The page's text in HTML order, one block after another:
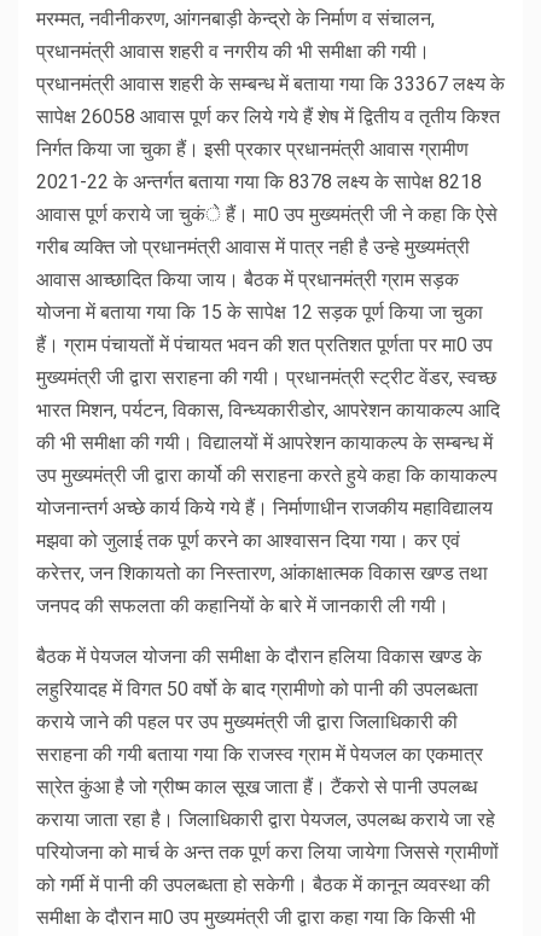
मरम्मत, नवीनीकरण, आंगनबाड़ी केन्द्रो के निर्माण व संचालन,
प्रधानमंत्री आवास शहरी व नगरीय की भी समीक्षा की गयी।
प्रधानमंत्री आवास शहरी के सम्बन्ध में बताया गया कि 33367 लक्ष्य के
सापेक्ष 26058 आवास पूर्ण कर लिये गये हैं शेष में द्वितीय व तृतीय किश्त
निर्गत किया जा चुका हैं। इसी प्रकार प्रधानमंत्री आवास ग्रामीण
2021-22 के अन्तर्गत बताया गया कि 8378 लक्ष्य के सापेक्ष 8218
आवास पूर्ण कराये जा चुकंे हैं। मा0 उप मुख्यमंत्री जी ने कहा कि ऐसे
गरीब व्यक्ति जो प्रधानमंत्री आवास में पात्र नही है उन्हे मुख्यमंत्री
आवास आच्छादित किया जाय। बैठक में प्रधानमंत्री ग्राम सड़क
योजना में बताया गया कि 15 के सापेक्ष 12 सड़क पूर्ण किया जा चुका
हैं। ग्राम पंचायतों में पंचायत भवन की शत प्रतिशत पूर्णता पर मा0 उप
मुख्यमंत्री जी द्वारा सराहना की गयी। प्रधानमंत्री स्ट्रीट वेंडर, स्वच्छ
भारत मिशन, पर्यटन, विकास, विन्ध्यकारीडोर, आपरेशन कायाकल्प आदि
की भी समीक्षा की गयी। विद्यालयों में आपरेशन कायाकल्प के सम्बन्ध में
उप मुख्यमंत्री जी द्वारा कार्यो की सराहना करते हुये कहा कि कायाकल्प
योजनान्तर्ग अच्छे कार्य किये गये हैं। निर्माणाधीन राजकीय महाविद्यालय
मझवा को जुलाई तक पूर्ण करने का आश्वासन दिया गया। कर एवं
करेत्तर, जन शिकायतो का निस्तारण, आंकाक्षात्मक विकास खण्ड तथा
जनपद की सफलता की कहानियों के बारे में जानकारी ली गयी।
बैठक में पेयजल योजना की समीक्षा के दौरान हलिया विकास खण्ड के
लहुरियादह में विगत 50 वर्षो के बाद ग्रामीणो को पानी की उपलब्धता
कराये जाने की पहल पर उप मुख्यमंत्री जी द्वारा जिलाधिकारी की
सराहना की गयी बताया गया कि राजस्व ग्राम में पेयजल का एकमात्र
सा्रेत कुंआ है जो ग्रीष्म काल सूख जाता हैं। टैंकरो से पानी उपलब्ध
कराया जाता रहा है। जिलाधिकारी द्वारा पेयजल, उपलब्ध कराये जा रहे
परियोजना को मार्च के अन्त तक पूर्ण करा लिया जायेगा जिससे ग्रामीणों
को गर्मी में पानी की उपलब्धता हो सकेगी। बैठक में कानून व्यवस्था की
समीक्षा के दौरान मा0 उप मुख्यमंत्री जी द्वारा कहा गया कि किसी भी